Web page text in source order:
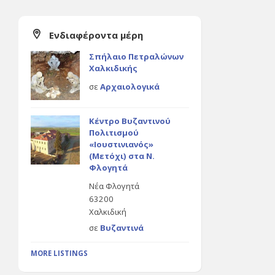
Ενδιαφέροντα μέρη
Σπήλαιο Πετραλώνων
Χαλκιδικής
σε Αρχαιολογικά
Κέντρο Βυζαντινού
Πολιτισμού
«Ιουστινιανός»
(Μετόχι) στα Ν.
Φλογητά
Νέα Φλογητά
63200
Χαλκιδική
σε Βυζαντινά
MORE LISTINGS